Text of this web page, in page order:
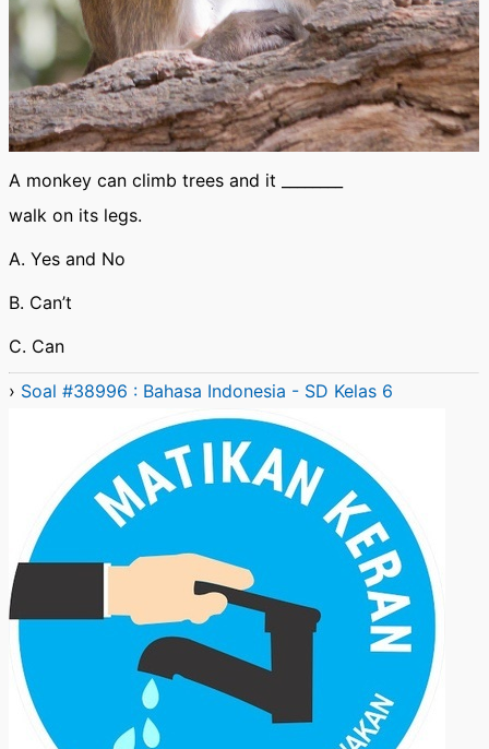
A monkey can climb trees and it ________
walk on its legs.
A. Yes and No
B. Can’t
C. Can
› Soal #38996 : Bahasa Indonesia - SD Kelas 6